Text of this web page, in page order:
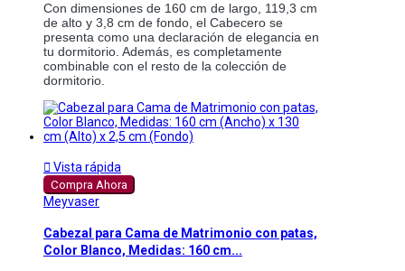
Con dimensiones de 160 cm de largo, 119,3 cm
de alto y 3,8 cm de fondo, el Cabecero se
presenta como una declaración de elegancia en
tu dormitorio. Además, es completamente
combinable con el resto de la colección de
dormitorio.
 Vista rápida
Compra Ahora
Meyvaser
Cabezal para Cama de Matrimonio con patas,
Color Blanco, Medidas: 160 cm...